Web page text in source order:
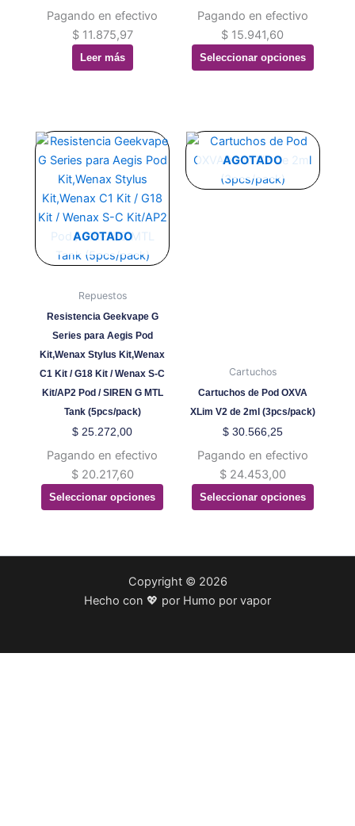
Pagando en efectivo
$11.875,97
Leer más
Pagando en efectivo
$ 15.941,60
Seleccionar opciones
elegir
en
la
AGOTADO
Repuestos
Resistencia Geekvape G
Series para Aegis Pod
Kit,Wenax Stylus Kit,Wenax
C1 Kit / G18 Kit / Wenax S-C
Kit/AP2 Pod / SIREN G MTL
Tank (5pcs/pack)
$ 25.272,00
Pagando en efectivo
$20.217,60
Seleccionar opciones
Este
producto
tiene
múltiples
variantes.
Las
opciones
pueden
elegir
en
la
página
de
producto
AGOTADO
Cartuchos
Cartuchos de Pod OXVA
XLim V2 de 2ml (3pcs/pack)
$30.566,25
Pagando en efectivo
$24.453,00
Seleccionar opciones
Este
producto
tiene
página
de
producto
Copyright © 2026
Hecho con 💖 por Humo por vapor